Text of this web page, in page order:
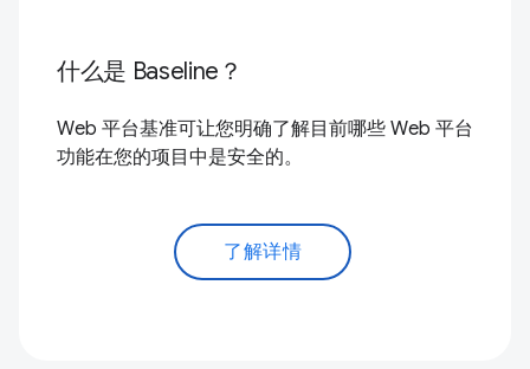
什么是 Baseline？
Web 平台基准可让您明确了解目前哪些 Web 平台
功能在您的项目中是安全的。
了解详情